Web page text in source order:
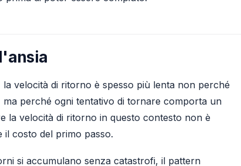
velocità di ritorno è spesso più lenta non perché
perché ogni tentativo di tornare comporta un
la velocità di ritorno in questo contesto non è
costo del primo passo.
si accumulano senza catastrofi, il pattern